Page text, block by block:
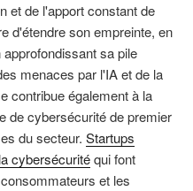
et de l'apport constant de
d'étendre son empreinte, en
sa pile
menaces par l'IA et de la
contribue également à la
de cybersécurité de premier
du secteur. Startups
cybersécuritéqui font
et les